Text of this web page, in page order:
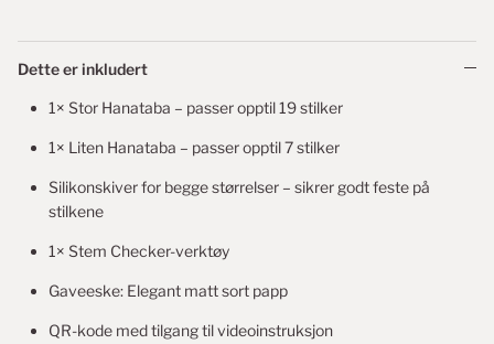
Dette er inkludert
1× Stor Hanataba – passer opptil 19 stilker
1× Liten Hanataba – passer opptil 7 stilker
Silikonskiver for begge størrelser – sikrer godt feste på
stilkene
1× Stem Checker-verktøy
Gaveeske: Elegant matt sort papp
QR-kode med tilgang til videoinstruksjon